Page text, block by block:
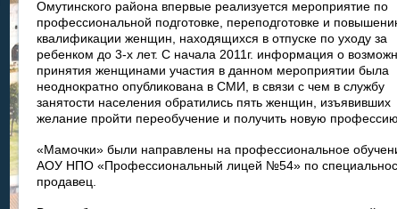
Омутинского района впервые реализуется мероприятие по
профессиональной подготовке, переподготовке и
квалификации женщин, находящихся в отпуске по уходу за
ребенком до 3-х лет. С начала 2011г. информация о
принятия женщинами участия в данном мероприятии была
неоднократно опубликована в СМИ, в связи с чем в службу
занятости населения обратились пять женщин, изъявивших
желание пройти переобучение и получить новую профессию.
«Мамочки» были направлены на профессиональное
АОУ НПО «Профессиональный лицей №54» по
продавец.